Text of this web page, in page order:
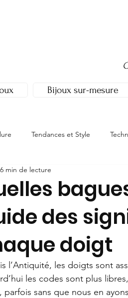
Bijoux sur-mesure
Tendances et Style
des
doigt
6 min de lecture
l’Antiquité, les doigts sont
les codes sont plus
parfois sans que nous en